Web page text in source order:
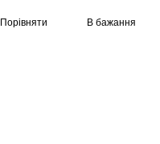
Порівняти В бажання